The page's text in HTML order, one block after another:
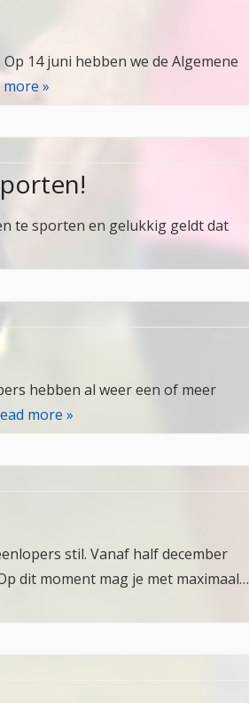
14 juni hebben we de Algemene
more »
te sporten en gelukkig geldt dat
hebben al weer een of meer
more »
stil. Vanaf half december
dit moment mag je met maximaal…